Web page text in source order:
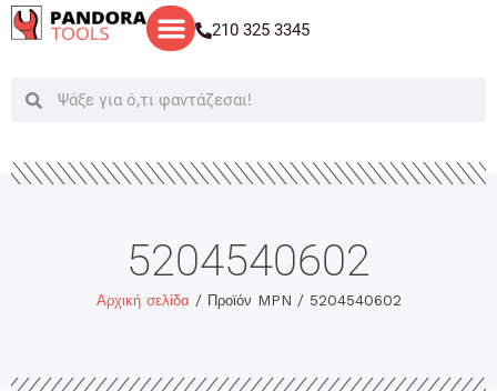
Μετάβαση
στο
210 325 3345
SearchSearch
5204540602
Αρχική σελίδα / Προϊόν MPN / 5204540602